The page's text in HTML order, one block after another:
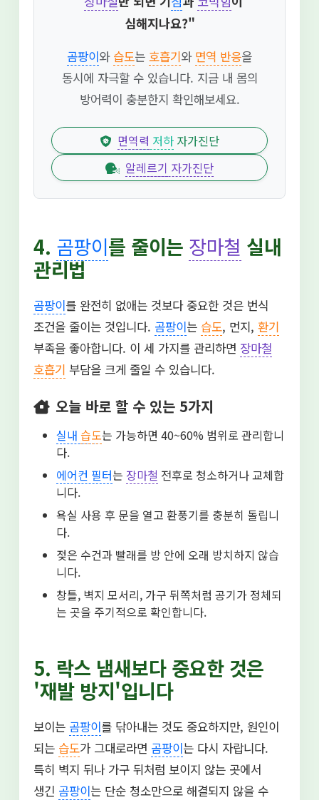
심해지나요?"
곰팡이와 습도는 호흡기와 면역 반응을
동시에 자극할 수 있습니다. 지금 내 몸의
방어력이 충분한지 확인해보세요.
면역력 저하자가진단
알레르기 자가진단
4. 곰팡이를 줄이는 장마철 실내
관리법
곰팡이를 완전히 없애는 것보다 중요한 것은 번식
조건을 줄이는 것입니다. 곰팡이는 습도, 먼지, 환기
부족을 좋아합니다. 이 세 가지를 관리하면 장마철
호흡기 부담을 크게 줄일 수 있습니다.
오늘 바로 할 수 있는 5가지
실내 습도는 가능하면 40~60% 범위로 관리합니
다.
에어컨 필터는 장마철 전후로 청소하거나 교체합
니다.
욕실 사용 후 문을 열고 환풍기를 충분히 돌립니
다.
젖은 수건과 빨래를 방 안에 오래 방치하지 않습
니다.
창틀, 벽지 모서리, 가구 뒤쪽처럼 공기가 정체되
는 곳을 주기적으로 확인합니다.
5. 락스 냄새보다 중요한 것은
'재발 방지'입니다
보이는 곰팡이를 닦아내는 것도 중요하지만, 원인이
되는 습도가 그대로라면 곰팡이는 다시 자랍니다.
특히 벽지 뒤나 가구 뒤처럼 보이지 않는 곳에서
생긴 곰팡이는 단순 청소만으로 해결되지 않을 수